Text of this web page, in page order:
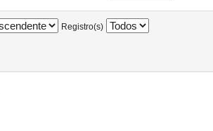
Registro(s)